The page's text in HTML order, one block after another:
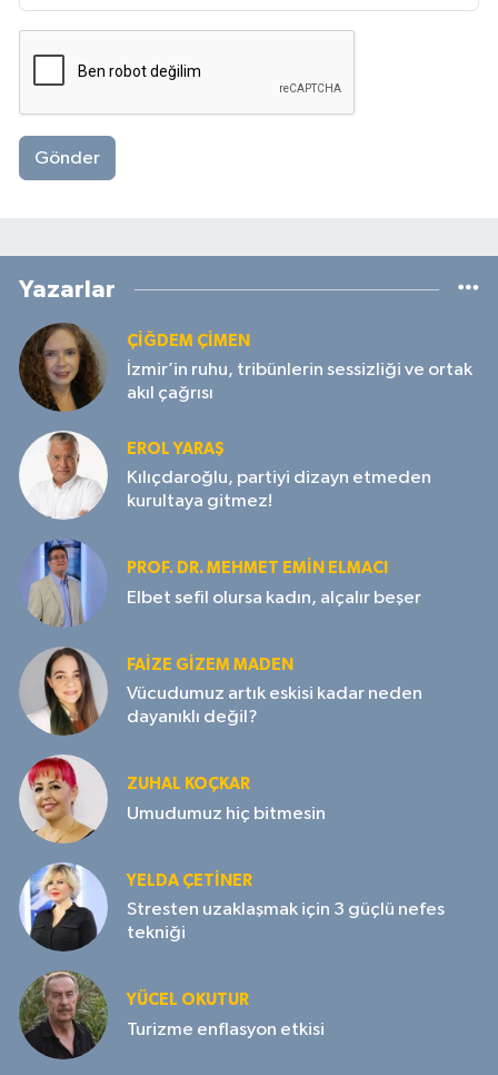
Gönder
Yazarlar
ÇIĞDEM ÇIMEN
İzmir’in ruhu, tribünlerin sessizliği ve ortak
akıl çağrısı
EROL YARAŞ
Kılıçdaroğlu, partiyi dizayn etmeden
kurultaya gitmez!
PROF. DR. MEHMET EMIN ELMACI
Elbet sefil olursa kadın, alçalır beşer
FAIZE GIZEM MADEN
Vücudumuz artık eskisi kadar neden
dayanıklı değil?
ZUHAL KOÇKAR
Umudumuz hiç bitmesin
YELDA ÇETİNER
Stresten uzaklaşmak için 3 güçlü nefes
tekniği
YÜCEL OKUTUR
Turizme enflasyon etkisi